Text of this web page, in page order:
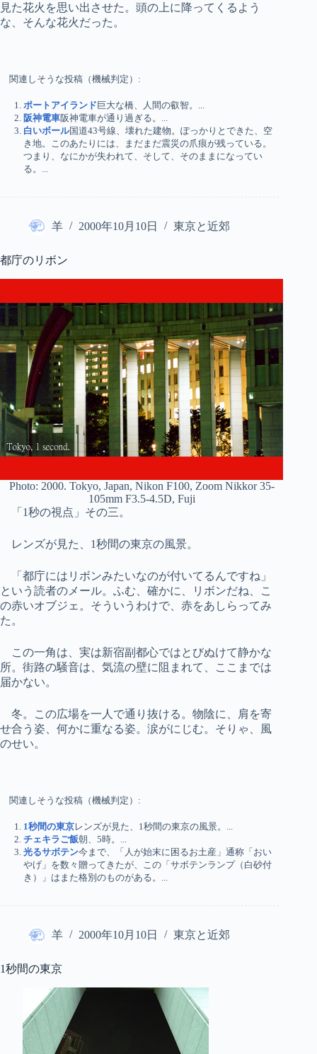
見た花火を思い出させた。頭の上に降ってくるよう
な、そんな花火だった。
関連しそうな投稿（機械判定）:
ポートアイランド 巨大な橋、人間の叡智。...
阪神電車阪神電車が通り過ぎる。...
白いボール国道43号線、壊れた建物。ぽっかりとできた、空
き地。このあたりには、まだまだ震災の爪痕が残っている。
つまり、なにかが失われて、そして、そのままになってい
る。...
羊 2000年10月10日 東京と近郊
都庁のリボン
Photo: 2000. Tokyo, Japan, Nikon F100, Zoom Nikkor 35-
105mm F3.5-4.5D, Fuji
「1秒の視点」その三。
レンズが見た、1秒間の東京の風景。
「都庁にはリボンみたいなのが付いてるんですね」
という読者のメール。ふむ、確かに、リボンだね、こ
の赤いオブジェ。そういうわけで、赤をあしらってみ
た。
この一角は、実は新宿副都心ではとびぬけて静かな
所。街路の騒音は、気流の壁に阻まれて、ここまでは
届かない。
冬。この広場を一人で通り抜ける。物陰に、肩を寄
せ合う姿、何かに重なる姿。涙がにじむ。そりゃ、風
のせい。
関連しそうな投稿（機械判定）:
1秒間の東京レンズが見た、1秒間の東京の風景。...
チェキラご飯朝、5時。...
光るサボテン今まで、「人が始末に困るお土産」通称「おい
やげ」を数々贈ってきたが、この「サボテンランプ（白砂付
き）」はまた格別のものがある。...
羊 2000年10月10日 東京と近郊
1秒間の東京